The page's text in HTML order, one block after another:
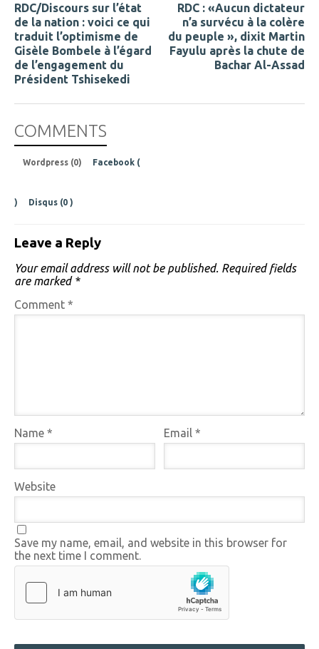
RDC/Discours sur l’état
de la nation : voici ce qui
traduit l’optimisme de
Gisèle Bombele à l’égard
de l’engagement du
Président Tshisekedi
RDC : «Aucun dictateur
n’a survécu à la colère
du peuple », dixit Martin
Fayulu après la chute de
Bachar Al-Assad
COMMENTS
Wordpress (0) Facebook (
) Disqus (0 )
Leave a Reply
Your email address will not be published. Required fields
are marked *
Comment *
Name * Email*
Website
Save my name, email, and website in this browser for
the next time I comment.